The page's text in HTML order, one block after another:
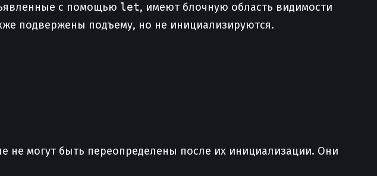
с помощью let, имеют блочную область видимости
подвержены подъему, но не инициализируются.
не могут быть переопределены после их инициализации. Они